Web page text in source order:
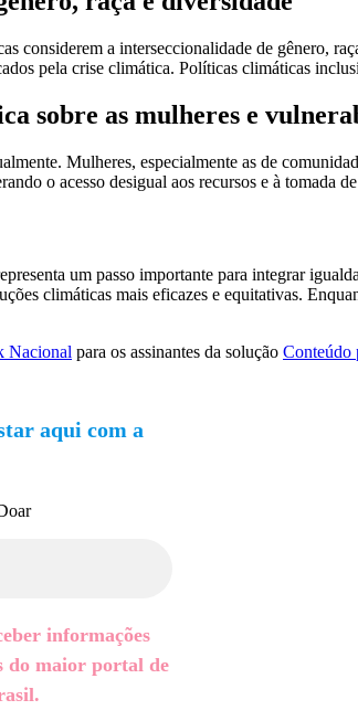
considerem a interseccionalidade de gênero,
pela crise climática. Políticas climáticas
sobre as mulheres e
Mulheres, especialmente as de
o acesso desigual aos recursos e à
um passo importante para integrar
climáticas mais eficazes e equitativas.
Nacional para os assinantes da solução Conteúdo
aqui com a
informações
do maior portal de